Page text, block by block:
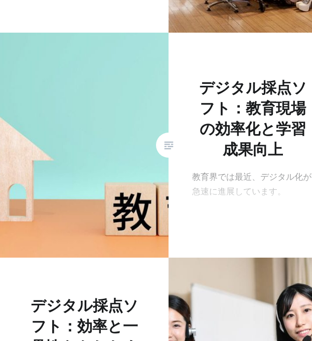
デジタル採点ソ
フト：教育現場
の効率化と学習
成果向上
教育界では最近、デジタル化が
急速に進展しています。
デジタル採点ソ
フト：効率と一